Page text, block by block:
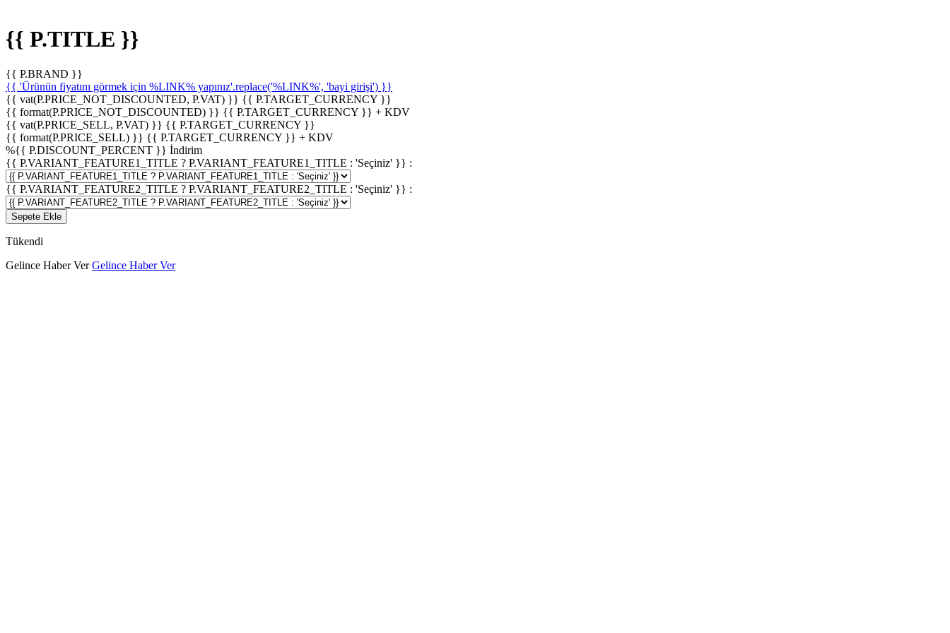
{{ P.TITLE }}
{{ P.BRAND }}
{{ 'Ürünün fiyatını görmek için %LINK% yapınız'.replace('%LINK%', 'bayi girişi') }}
{{ vat(P.PRICE_NOT_DISCOUNTED, P.VAT) }} {{ P.TARGET_CURRENCY }}
{{ format(P.PRICE_NOT_DISCOUNTED) }} {{ P.TARGET_CURRENCY }} + KDV
{{ vat(P.PRICE_SELL, P.VAT) }} {{ P.TARGET_CURRENCY }}
{{ format(P.PRICE_SELL) }} {{ P.TARGET_CURRENCY }} + KDV
%{{ P.DISCOUNT_PERCENT }} İndirim
{{ P.VARIANT_FEATURE1_TITLE ? P.VARIANT_FEATURE1_TITLE : 'Seçiniz' }} :
{{ P.VARIANT_FEATURE2_TITLE ? P.VARIANT_FEATURE2_TITLE : 'Seçiniz' }} :
Sepete Ekle
Tükendi
Gelince Haber Ver Gelince Haber Ver